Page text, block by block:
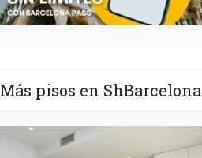
Más pisos en ShBarcelona